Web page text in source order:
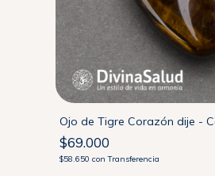
Ojo de Tigre Corazón dije -
$69.000
$58.650 con Transferencia